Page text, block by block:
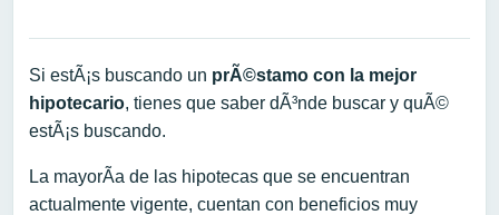
Si estÃ¡s buscando un prÃ©stamo con la mejor
hipotecario, tienes que saber dÃ³nde buscar y quÃ©
estÃ¡s buscando.
La mayorÃ­a de las hipotecas que se encuentran
actualmente vigente, cuentan con beneficios muy